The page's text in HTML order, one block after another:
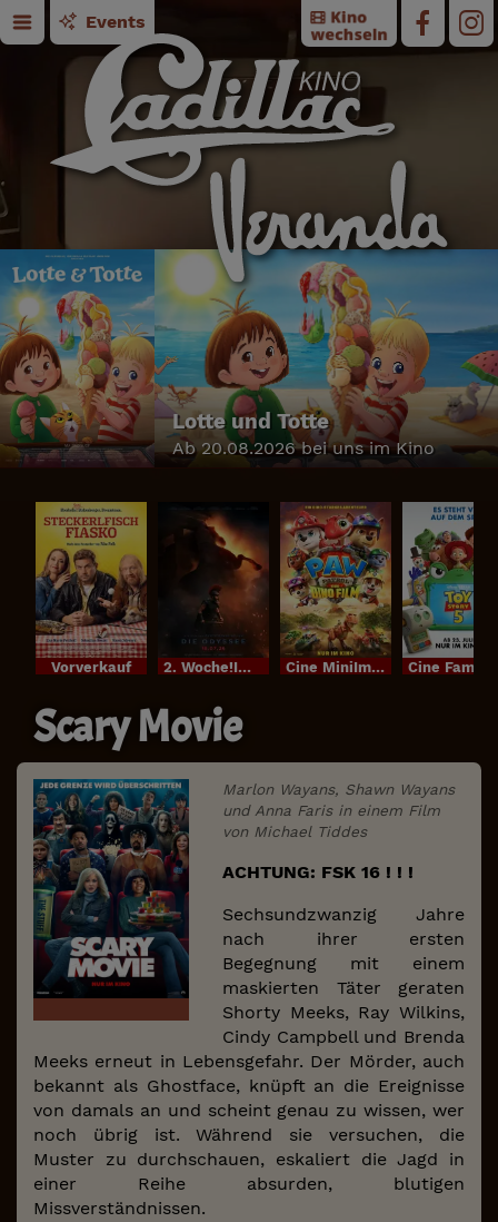
Events
Lotte und Totte
Ab 20.08.2026 bei uns im Kino
Vorverkauf 2. Woche!Im Bundesstart Cine MiniIm Bundesstart
Scary Movie
Marlon Wayans, Shawn Wayans
und Anna Faris in einem Film
von Michael Tiddes
ACHTUNG: FSK 16 ! ! !
Sechsundzwanzig Jahre
nach ihrer ersten
Begegnung mit einem
maskierten Täter geraten
Shorty Meeks, Ray Wilkins,
Cindy Campbell und Brenda
Meeks erneut in Lebensgefahr. Der Mörder, auch
bekannt als Ghostface, knüpft an die Ereignisse
von damals an und scheint genau zu wissen, wer
noch übrig ist. Während sie versuchen, die
Muster zu durchschauen, eskaliert die Jagd in
einer Reihe absurden, blutigen
Missverständnissen.